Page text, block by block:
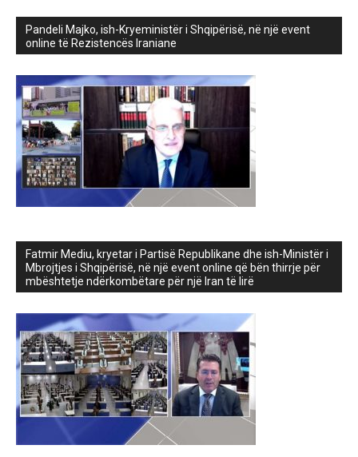
Pandeli Majko, ish-Kryeministër i Shqipërisë, në një event
online të Rezistencës Iraniane
Fatmir Mediu, kryetar i Partisë Republikane dhe ish-Ministër i
Mbrojtjes i Shqipërisë, në një event online që bën thirrje për
mbështetje ndërkombëtare për një Iran të lirë